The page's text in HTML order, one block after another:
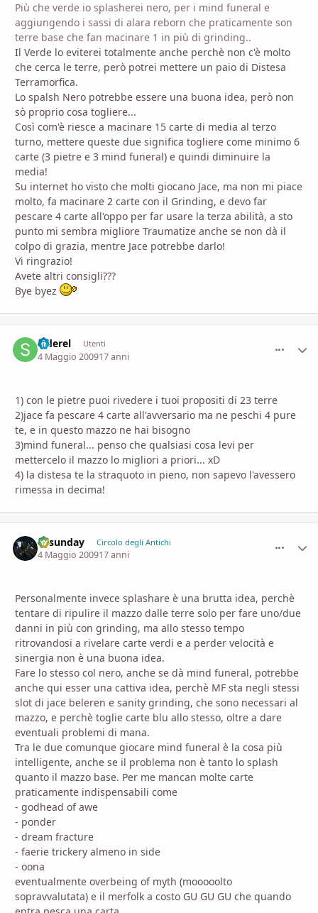
Più che verde io splasherei nero, per i mind funeral e
aggiungendo i sassi di alara reborn che praticamente son
terre base che fan macinare 1 in più di grinding..
Il Verde lo eviterei totalmente anche perchè non c'è molto
che cerca le terre, però potrei mettere un paio di Distesa
Terramorfica.
Lo spalsh Nero potrebbe essere una buona idea, però non
sò proprio cosa togliere...
Così com'è riesce a macinare 15 carte di media al terzo
turno, mettere queste due significa togliere come minimo 6
carte (3 pietre e 3 mind funeral) e quindi diminuire la
media!
Su internet ho visto che molti giocano Jace, ma non mi piace
molto, fa macinare 2 carte con il Grinding, e devo far
pescare 4 carte all'oppo per far usare la terza abilità, a sto
punto mi sembra migliore Traumatize anche se non dà il
colpo di grazia, mentre Jace potrebbe darlo!
Vi ringrazio!
Avete altri consigli???
Bye byez
Siderel Utenti
4 Maggio 200917 anni
1) con le pietre puoi rivedere i tuoi propositi di 23 terre
2)jace fa pescare 4 carte all'avversario ma ne peschi 4 pure
te, e in questo mazzo ne hai bisogno
3)mind funeral... penso che qualsiasi cosa levi per
mettercelo il mazzo lo migliori a priori... xD
4) la distesa te la straquoto in pieno, non sapevo l'avessero
rimessa in decima!
allsunday Circolo degli Antichi
4 Maggio 200917 anni
Personalmente invece splashare è una brutta idea, perchè
tentare di ripulire il mazzo dalle terre solo per fare uno/due
danni in più con grinding, ma allo stesso tempo
ritrovandosi a rivelare carte verdi e a perder velocità e
sinergia non è una buona idea.
Fare lo stesso col nero, anche se dà mind funeral, potrebbe
anche qui esser una cattiva idea, perchè MF sta negli stessi
slot di jace beleren e sanity grinding, che sono necessari al
mazzo, e perchè toglie carte blu allo stesso, oltre a dare
eventuali problemi di mana.
Tra le due comunque giocare mind funeral è la cosa più
intelligente, anche se il problema non è tanto lo splash
quanto il mazzo base. Per me mancan molte carte
praticamente indispensabili come
- godhead of awe
- ponder
- dream fracture
- faerie trickery almeno in side
- oona
eventualmente overbeing of myth (mooooolto
sopravvalutata) e il merfolk a costo GU GU GU che quando